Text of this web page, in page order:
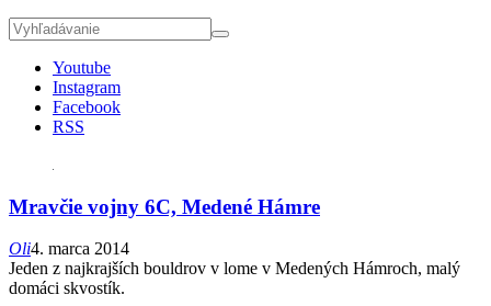
Youtube
Instagram
Facebook
RSS
Mravčie vojny 6C, Medené Hámre
Oli4. marca 2014
Jeden z najkrajších bouldrov v lome v Medených Hámroch, malý
domáci skvostík.